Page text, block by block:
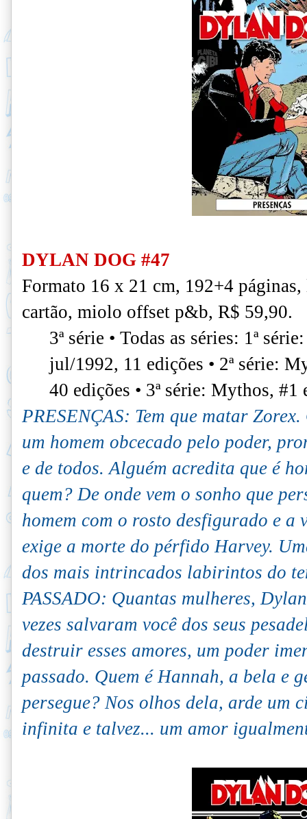
DYLAN DOG #47
Formato 16 x 21 cm, 192+4 páginas,
cartão, miolo offset p&b, R$ 59,90.
3ª série • Todas as séries: 1ª
jul/1992, 11 edições • 2ª série:
40 edições • 3ª série: Mythos,
PRESENÇAS: Tem que matar
um homem obcecado pelo poder,
e de todos. Alguém acredita que é
quem? De onde vem o sonho que
homem com o rosto desfigurado e a
exige a morte do pérfido Harvey.
dos mais intrincados labirintos do
PASSADO: Quantas mulheres,
vezes salvaram você dos seus
destruir esses amores, um poder
passado. Quem é Hannah, a bela e
persegue? Nos olhos dela, arde um
infinita e talvez... um amor